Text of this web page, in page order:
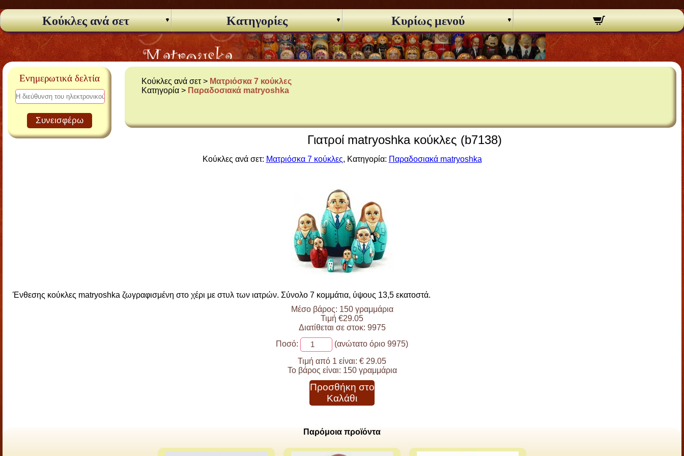
Κούκλες ανά σετ Κατηγορίες Κυρίως μενού
Ενημερωτικά δελτία
Συνεισφέρω
Κούκλες ανά σετ > Ματριόσκα 7 κούκλες
Κατηγορία > Παραδοσιακά matryoshka
Γιατροί matryoshka κούκλες (b7138)
Κούκλες ανά σετ: Ματριόσκα 7 κούκλες, Κατηγορία: Παραδοσιακά matryoshka
Ένθεσης κούκλες matryoshka ζωγραφισμένη στο χέρι με στυλ των ιατρών. Σύνολο 7 κομμάτια, ύψους 13,5 εκατοστά.
Μέσο βάρος: 150 γραμμάρια
Τιμή €29.05
Διατίθεται σε στοκ: 9975
Ποσό:
(ανώτατο όριο 9975)
Τιμή από 1 είναι: € 29.05
Το βάρος είναι: 150 γραμμάρια
Προσθήκη στο
Καλάθι
Παρόμοια προϊόντα